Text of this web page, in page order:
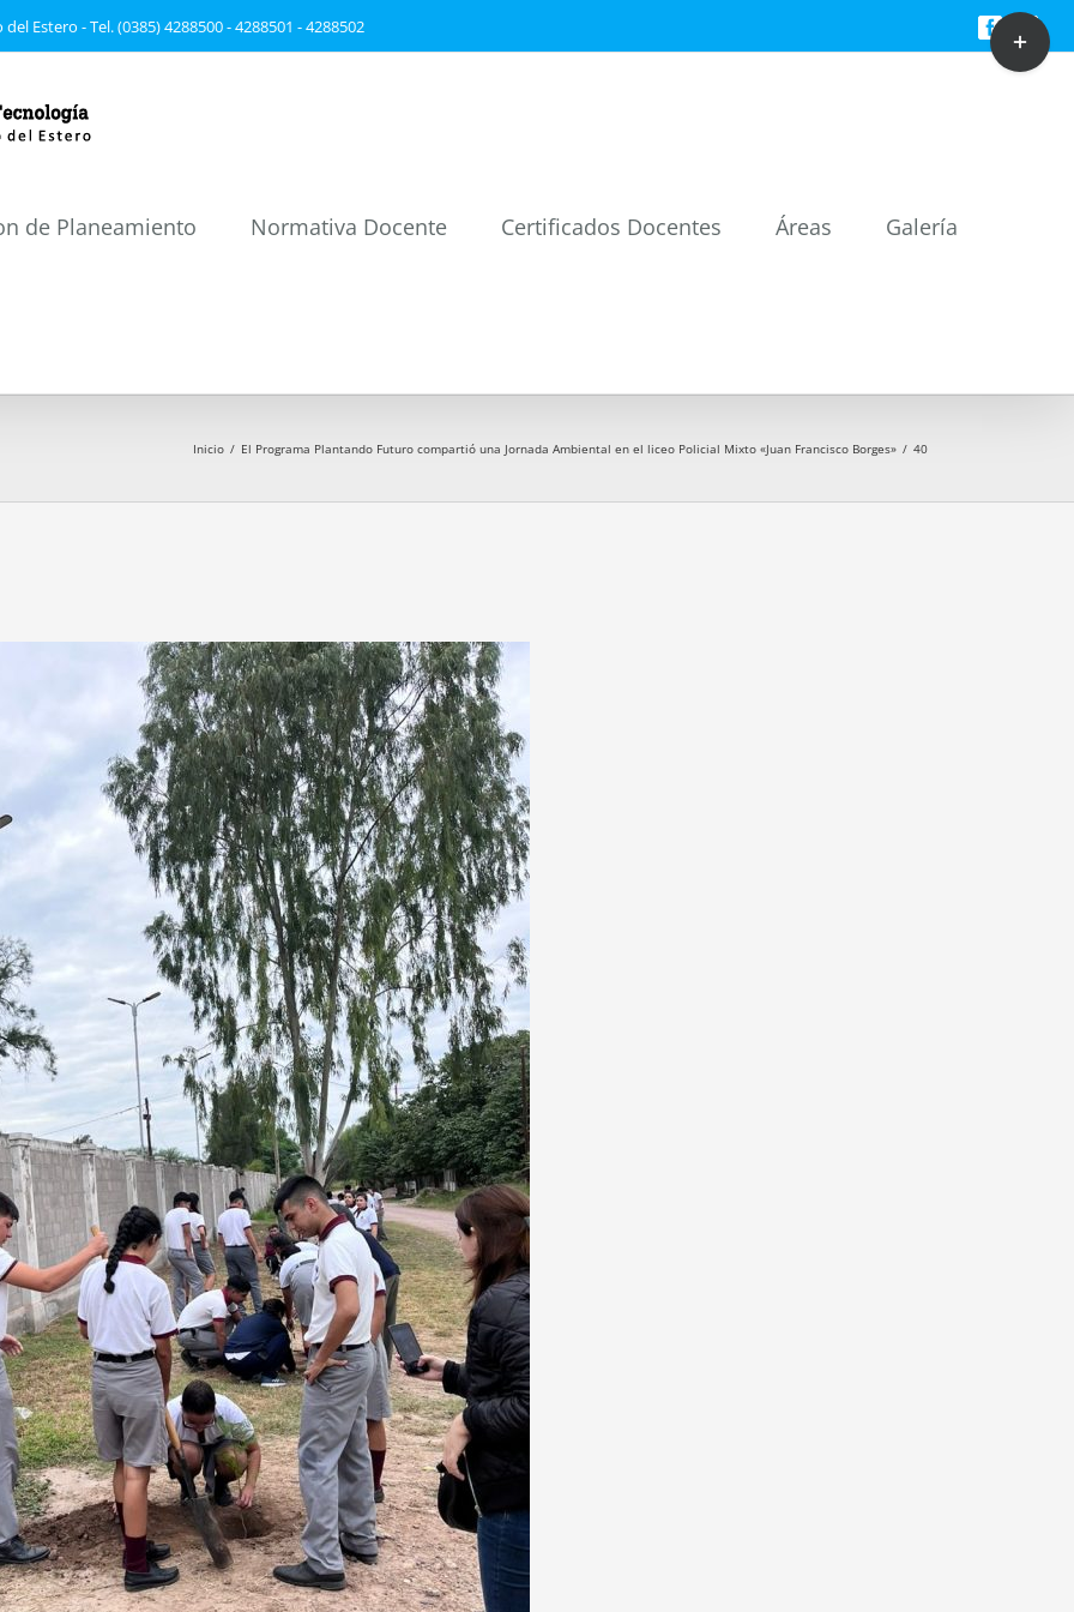
Estero - Tel. (0385) 4288500 - 4288501 - 4288502 Facebook
de Planeamiento Normativa Docente Certificados Docentes Áreas Galería
Inicio / El Programa Plantando Futuro compartió una Jornada Ambiental en el liceo Policial Mixto «Juan Francisco Borges» / 40
Toggle
Sliding